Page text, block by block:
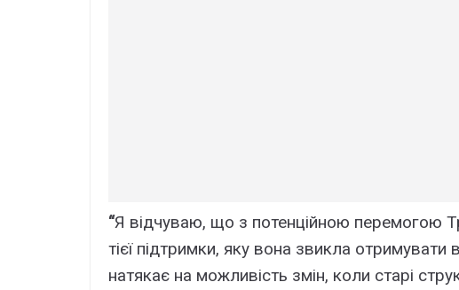
“Я відчуваю, що з потенційною перемогою
тієї підтримки, яку вона звикла
натякає на можливість змін, коли старі